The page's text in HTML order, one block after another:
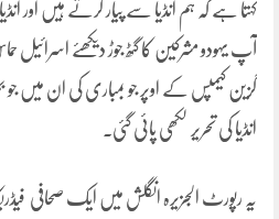
کہتا ہے کہ ہم انڈیا سے پیار کرتے ہیں اور
آپ یہودو مشرکین کا گٹھ جوڑ دیکھئے
گزین کیمپس کے اوپر جو بمباری کی ان میں
انڈیا کی تحریر لکھی پائی گئی۔
یہ رپورٹ الجزیرہ انگلش میں ایک صحافی